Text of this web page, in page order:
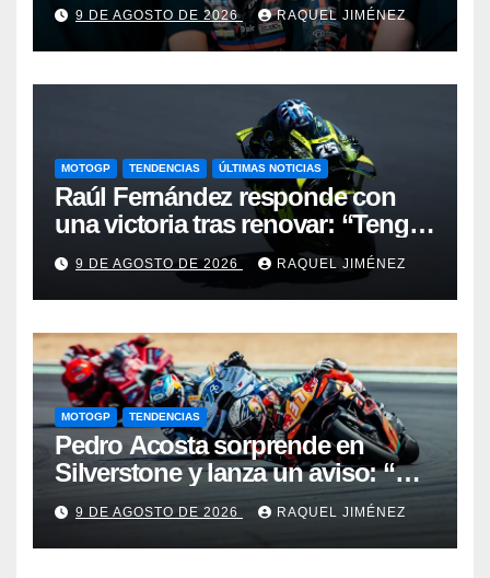
9 DE AGOSTO DE 2026 RAQUEL JIMÉNEZ
MOTOGP TENDENCIAS ÚLTIMAS NOTICIAS
Raúl Fernández responde con
una victoria tras renovar: “Tengo
que quitarme una barrera mental
para verme realmente luchando
por el Mundial”
9 DE AGOSTO DE 2026 RAQUEL JIMÉNEZ
MOTOGP TENDENCIAS
Pedro Acosta sorprende en
Silverstone y lanza un aviso: “No
estamos tan lejos del top 3 del
campeonato”
9 DE AGOSTO DE 2026 RAQUEL JIMÉNEZ